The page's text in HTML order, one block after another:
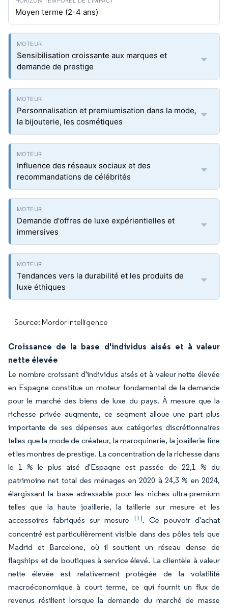
Moyen terme (2-4 ans)
Sensibilisation croissante aux marques et
demande de prestige
Personnalisation et premiumisation dans la mode,
la bijouterie, les cosmétiques
Influence des réseaux sociaux et des
recommandations de célébrités
Demande d'offres de luxe expérientielles et
immersives
Tendances vers la durabilité et les produits de
luxe éthiques
Source: Mordor Intelligence
Croissance de la base d'individus aisés et à valeur
nette élevée
Le nombre croissant d'individus aisés et à valeur nette élevée
en Espagne constitue un moteur fondamental de la demande
pour le marché des biens de luxe du pays. À mesure que la
richesse privée augmente, ce segment alloue une part plus
importante de ses dépenses aux catégories discrétionnaires
telles que la mode de créateur, la maroquinerie, la joaillerie fine
et les montres de prestige. La concentration de la richesse dans
le 1 % le plus aisé d'Espagne est passée de 22,1 % du
patrimoine net total des ménages en 2020 à 24,3 % en 2024,
élargissant la base adressable pour les niches ultra-premium
telles que la haute joaillerie, la taillerie sur mesure et les
accessoires fabriqués sur mesure [1]. Ce pouvoir d'achat
concentré est particulièrement visible dans des pôles tels que
Madrid et Barcelone, où il soutient un réseau dense de
flagships et de boutiques à service élevé. La clientèle à valeur
nette élevée est relativement protégée de la volatilité
macroéconomique à court terme, ce qui fournit un flux de
revenus résilient lorsque la demande du marché de masse